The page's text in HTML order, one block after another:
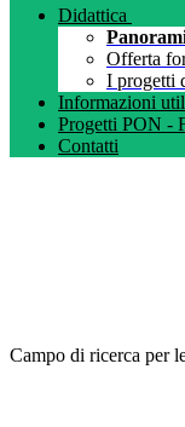
Didattica
Offerta
I progetti
Informazioni
Progetti PON -
Contatti
Campo di ricerca per